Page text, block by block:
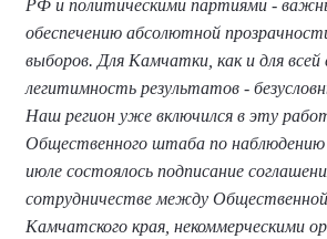
РФ и политическими партиями -
обеспечению абсолютной
выборов. Для Камчатки, как и для всей
легитимность результатов -
Наш регион уже включился в эту
Общественного штаба по наблюдению
июле состоялось подписание
сотрудничестве между
Камчатского края, некоммерческими